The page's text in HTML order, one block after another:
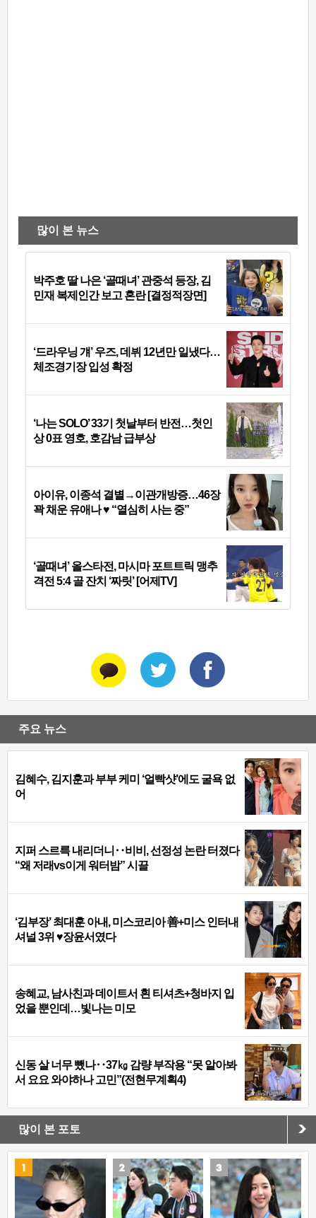
많이 본 뉴스
박주호 딸 나은 ‘골때녀’ 관중석 등장, 김
민재 복제인간 보고 혼란 [결정적장면]
‘드라우닝 걔’ 우즈, 데뷔 12년만 일냈다…
체조경기장 입성 확정
‘나는 SOLO’ 33기 첫날부터 반전…첫인
상 0표 영호, 호감남 급부상
아이유, 이종석 결별→이관개방증…46장
꽉 채운 유애나 ♥ “열심히 사는 중”
‘골때녀’ 올스타전, 마시마 포트트릭 맹추
격전 5:4 골 잔치 ‘짜릿’ [어제TV]
주요 뉴스
김혜수, 김지훈과 부부 케미 ‘얼빡샷’에도 굴욕 없
어
지퍼 스르륵 내리더니‥비비, 선정성 논란 터졌다
“왜 저래vs이게 워터밤” 시끌
‘김부장’ 최대훈 아내, 미스코리아 善+미스 인터내
셔널 3위 ♥장윤서였다
송혜교, 남사친과 데이트서 흰 티셔츠+청바지 입
었을 뿐인데…빛나는 미모
신동 살 너무 뺐나‥37㎏ 감량 부작용 “못 알아봐
서 요요 와야하나 고민”(전현무계획4)
많이 본 포토